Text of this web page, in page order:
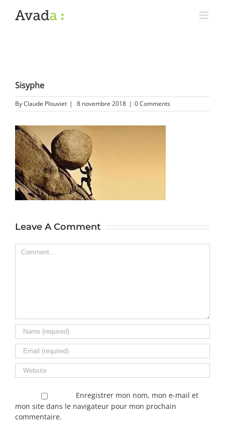
Sisyphe
ByClaude Plouviet | 8 novembre 2018 | 0 Comments
Leave A Comment
Comment
Enregistrer mon nom, mon e-mail et
mon site dans le navigateur pour mon prochain
commentaire.